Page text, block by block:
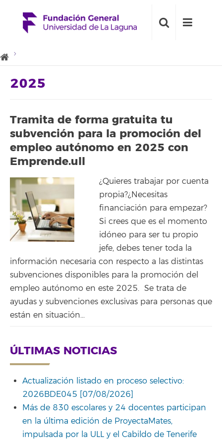
2025
Tramita de forma gratuita tu
subvención para la promoción del
empleo autónomo en 2025 con
Emprende.ull
¿Quieres trabajar por cuenta
propia?¿Necesitas
financiación para empezar?
Si crees que es el momento
idóneo para ser tu propio
jefe, debes tener toda la
información necesaria con respecto a las distintas
subvenciones disponibles para la promoción del
empleo autónomo en este 2025. Se trata de
ayudas y subvenciones exclusivas para personas que
están en situación...
ÚLTIMAS NOTICIAS
Actualización listado en proceso selectivo:
2026BDE045 [07/08/2026]
Más de 830 escolares y 24 docentes participan
en la última edición de ProyectaMates,
impulsada por la ULL y el Cabildo de Tenerife